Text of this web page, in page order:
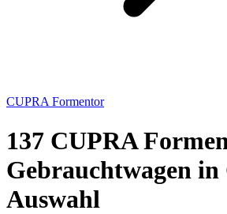
CUPRA Formentor
137 CUPRA
Gebrauchtwagen
Auswahl